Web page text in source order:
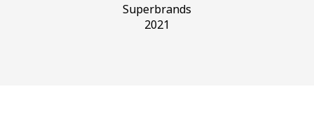
Superbrands
2021